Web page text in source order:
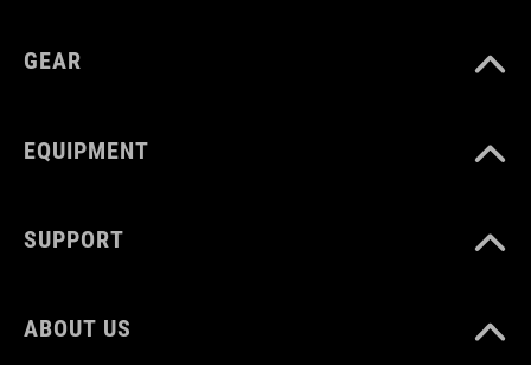
caoutchouc
386 g
GEAR
EQUIPMENT
SUPPORT
ABOUT US